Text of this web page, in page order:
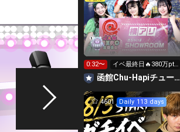
0:32〜
イベ最終日🔥380万pt
いきたい！
函館Chu-Hapiチューハピ🌈
4601 Daily 113 days